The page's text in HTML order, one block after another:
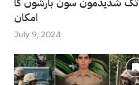
امکان
July 9, 2024